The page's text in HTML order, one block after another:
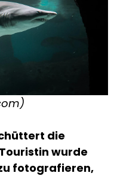
die
wurde
fotografieren,